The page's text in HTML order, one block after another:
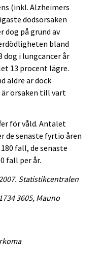
(inkl. Alzheimers
dödsorsaken
dog på grund av
bland
dog i lungcancer år
13 procent lägre.
äldre är dock
orsaken till vart
för våld. Antalet
de senaste fyrtio åren
fall, de senaste
fall per år.
Statistikcentralen
3605, Mauno